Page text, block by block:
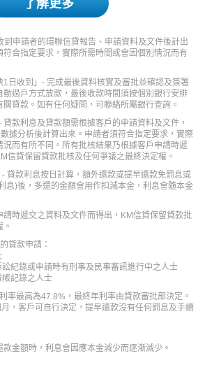
了解更多
到申請者的環聯信貸報告、申請資料及文件後計出
合指定要求，實際所需時間或會因個別情況而有
日收到」- 完成最後資料核實及審批並確認及簽署
過戶方式放款，最後收款時間須按個別銀行安排
關貸款。如有任何疑問，可聯絡所屬銀行查詢。
款利息及貸款額需根據客戶的申請資料及文件，
據分析後計算出來。申請者須符合指定要求，實際
況而有所不同。所有批核結果乃根據客戶申請時遞
信貸保留貸款批核及任何爭議之最終決定權。
貸款利息按日計算，額外還款或提早還款免罰息或
息)後，多還的金額會用作扣減本金，利息會隨本金
時遞交之資料及文件而得出，KM信貸保留貸款批
貸款申請：
紀錄或申請時有刑事及民事審訊進行中之人士
記錄之人士
率最高為47.8%，最終年利率由貸款審批部決定。
，客戶可自行決定，提早還款沒有任何罰息及手續
金額時，利息會因應本金減少而逐漸減少。